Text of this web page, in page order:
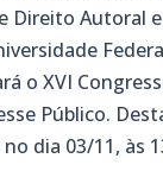
Direito Autoral
o XVI
Público.
dia 03/11, às